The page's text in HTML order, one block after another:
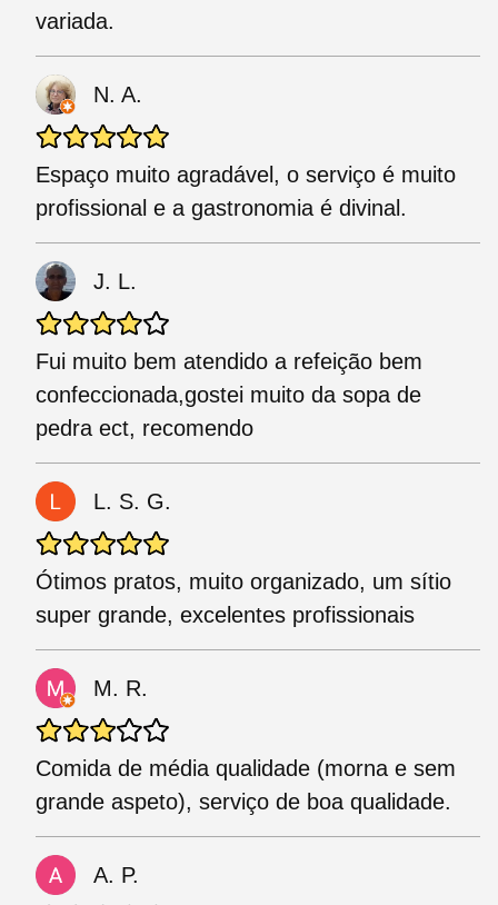
variada.
N. A.
Espaço muito agradável, o serviço é muito
profissional e a gastronomia é divinal.
J. L.
Fui muito bem atendido a refeição bem
confeccionada,gostei muito da sopa de
pedra ect, recomendo
L. S. G.
Ótimos pratos, muito organizado, um sítio
super grande, excelentes profissionais
M. R.
Comida de média qualidade (morna e sem
grande aspeto), serviço de boa qualidade.
A. P.